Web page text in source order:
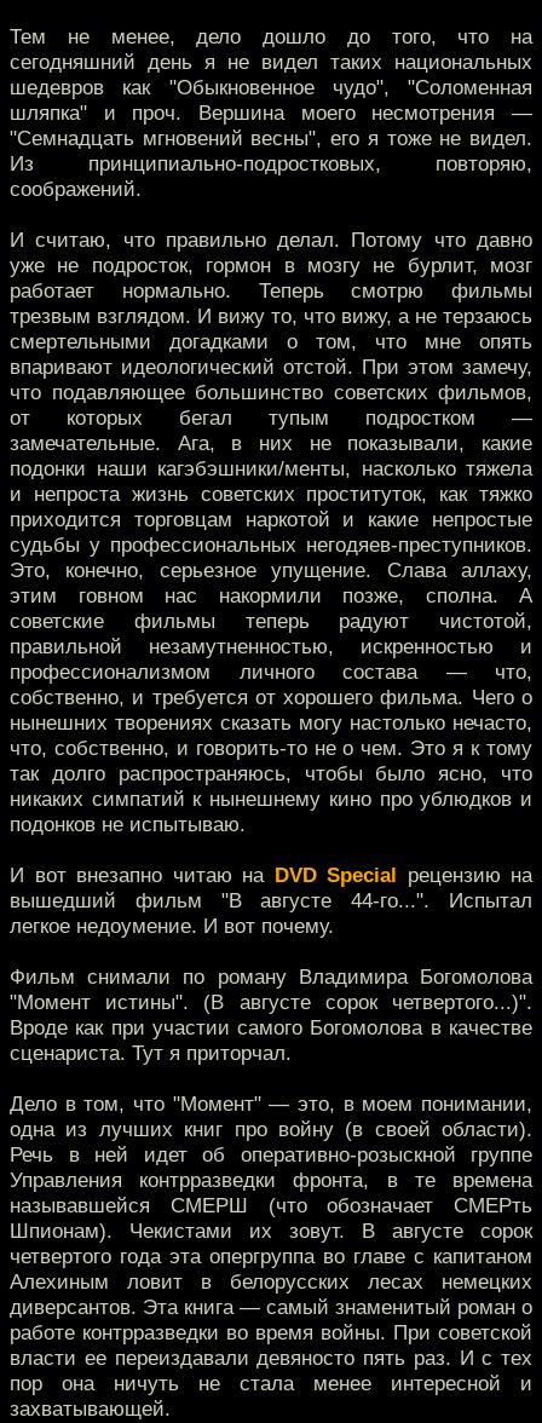
Тем не менее, дело дошло до того, что на
сегодняшний день я не видел таких национальных
шедевров как "Обыкновенное чудо", "Соломенная
шляпка" и проч. Вершина моего несмотрения —
"Семнадцать мгновений весны", его я тоже не видел.
Из принципиально-подростковых, повторяю,
соображений.
И считаю, что правильно делал. Потому что давно
уже не подросток, гормон в мозгу не бурлит, мозг
работает нормально. Теперь смотрю фильмы
трезвым взглядом. И вижу то, что вижу, а не терзаюсь
смертельными догадками о том, что мне опять
впаривают идеологический отстой. При этом замечу,
что подавляющее большинство советских фильмов,
от которых бегал тупым подростком —
замечательные. Ага, в них не показывали, какие
подонки наши кагэбэшники/менты, насколько тяжела
и непроста жизнь советских проституток, как тяжко
приходится торговцам наркотой и какие непростые
судьбы у профессиональных негодяев-преступников.
Это, конечно, серьезное упущение. Слава аллаху,
этим говном нас накормили позже, сполна. А
советские фильмы теперь радуют чистотой,
правильной незамутненностью, искренностью и
профессионализмом личного состава — что,
собственно, и требуется от хорошего фильма. Чего о
нынешних творениях сказать могу настолько нечасто,
что, собственно, и говорить-то не о чем. Это я к тому
так долго распространяюсь, чтобы было ясно, что
никаких симпатий к нынешнему кино про ублюдков и
подонков не испытываю.
И вот внезапно читаю на DVD Special рецензию на
вышедший фильм "В августе 44-го...". Испытал
легкое недоумение. И вот почему.
Фильм снимали по роману Владимира Богомолова
"Момент истины". (В августе сорок четвертого...)".
Вроде как при участии самого Богомолова в качестве
сценариста. Тут я приторчал.
Дело в том, что "Момент" — это, в моем понимании,
одна из лучших книг про войну (в своей области).
Речь в ней идет об оперативно-розыскной группе
Управления контрразведки фронта, в те времена
называвшейся СМЕРШ (что обозначает СМЕРть
Шпионам). Чекистами их зовут. В августе сорок
четвертого года эта опергруппа во главе с капитаном
Алехиным ловит в белорусских лесах немецких
диверсантов. Эта книга — самый знаменитый роман о
работе контрразведки во время войны. При советской
власти ее переиздавали девяносто пять раз. И с тех
пор она ничуть не стала менее интересной и
захватывающей.